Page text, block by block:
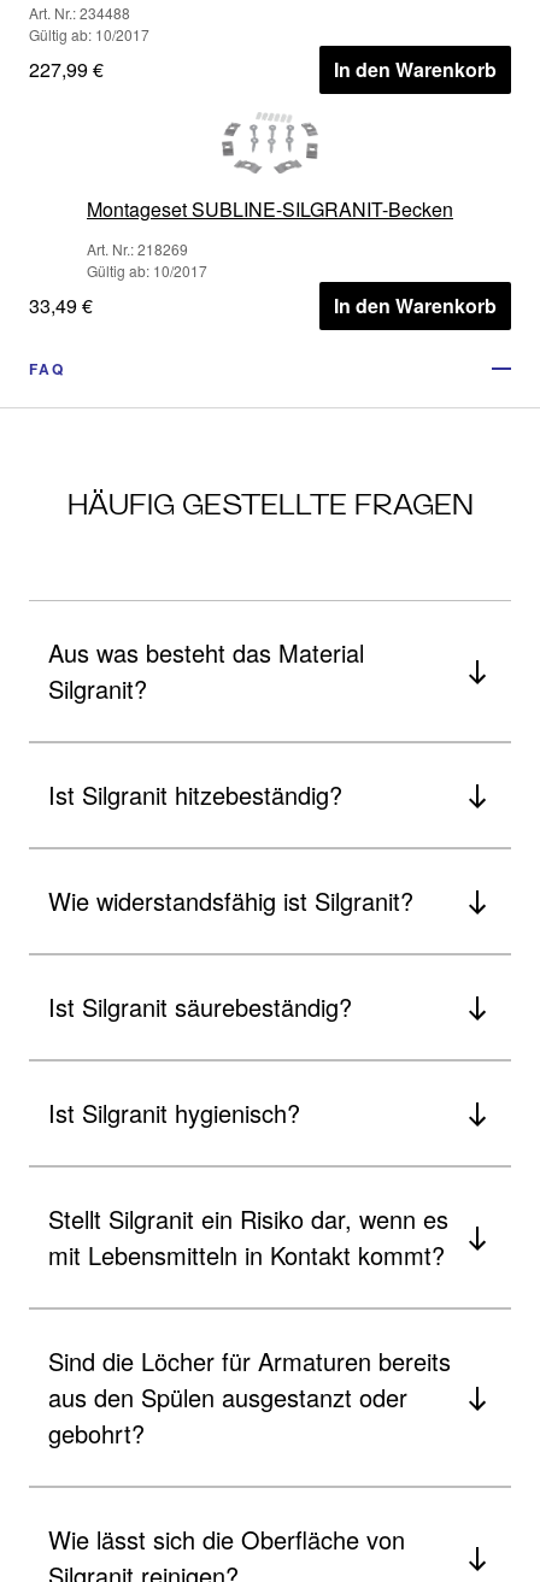
Art. Nr.: 234488
Gültig ab: 10/2017
227,99 € In den Warenkorb
Montageset SUBLINE-SILGRANIT-Becken
Art. Nr.: 218269
Gültig ab: 10/2017
33,49 € In den Warenkorb
FAQ
HÄUFIG GESTELLTE FRAGEN
Aus was besteht das Material
Silgranit?
Ist Silgranit hitzebeständig?
Wie widerstandsfähig ist Silgranit?
Ist Silgranit säurebeständig?
Ist Silgranit hygienisch?
Stellt Silgranit ein Risiko dar, wenn es
mit Lebensmitteln in Kontakt kommt?
Sind die Löcher für Armaturen bereits
aus den Spülen ausgestanzt oder
gebohrt?
Wie lässt sich die Oberfläche von